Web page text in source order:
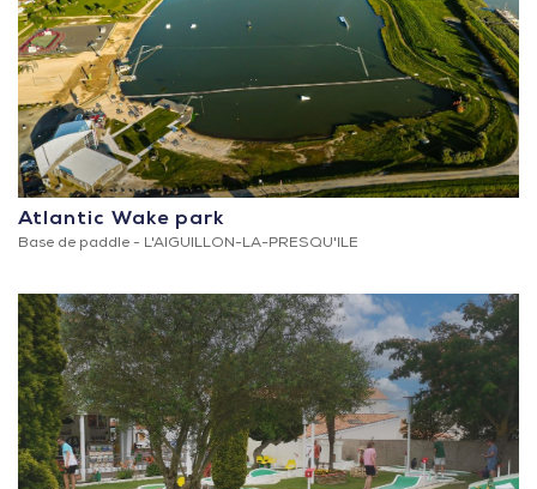
Atlantic Wake park
Base de paddle - L'AIGUILLON-LA-PRESQU'ILE